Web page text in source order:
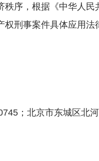
序，根据《中华人民
刑事案件具体应用法
；北京市东城区北